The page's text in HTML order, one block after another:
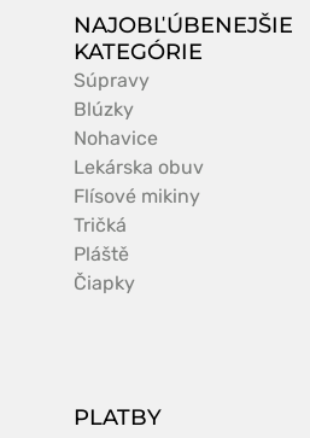
NAJOBĽÚBENEJŠIE
KATEGÓRIE
Súpravy
Blúzky
Nohavice
Lekárska obuv
Flísové mikiny
Tričká
Pláště
Čiapky
PLATBY